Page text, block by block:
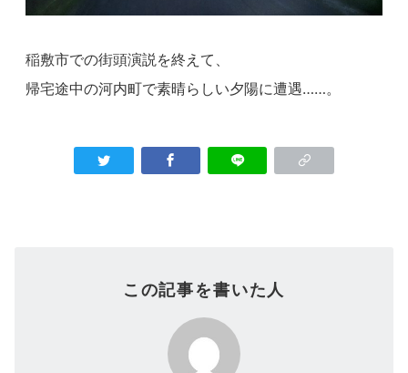
稲敷市での街頭演説を終えて、
帰宅途中の河内町で素晴らしい夕陽に遭遇……。
この記事を書いた人